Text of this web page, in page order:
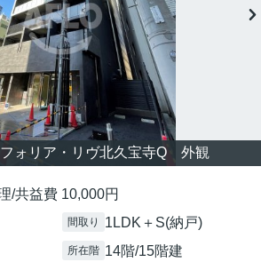
フォリア・リヴ北久宝寺Q 外観
/共益費 10,000円
間取り 1LDK＋S(納戸)
所在階 14階/15階建